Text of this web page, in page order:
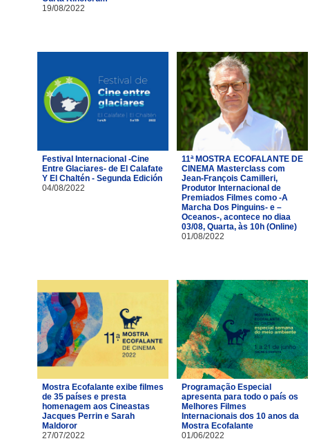
19/08/2022
Festival Internacional -Cine
Entre Glaciares- de El Calafate
Y El Chaltén - Segunda Edición
04/08/2022
11ª MOSTRA ECOFALANTE DE
CINEMA Masterclass com
Jean-François Camilleri,
Produtor Internacional de
Premiados Filmes como -A
Marcha Dos Pinguins- e –
Oceanos-, acontece no diaa
03/08, Quarta, às 10h (Online)
01/08/2022
Mostra Ecofalante exibe filmes
de 35 países e presta
homenagem aos Cineastas
Jacques Perrin e Sarah
Maldoror
27/07/2022
Programação Especial
apresenta para todo o país os
Melhores Filmes
Internacionais dos 10 anos da
Mostra Ecofalante
01/06/2022